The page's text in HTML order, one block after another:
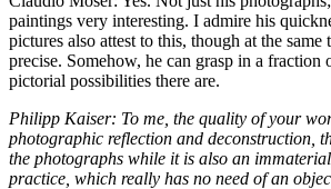
paintings very interesting. I admire his
pictures also attest to this, though at the
precise. Somehow, he can grasp in a fraction
pictorial possibilities there are.
Philipp Kaiser: To me, the quality of your
photographic reflection and deconstruction,
the photographs while it is also an
practice, which really has no need of an